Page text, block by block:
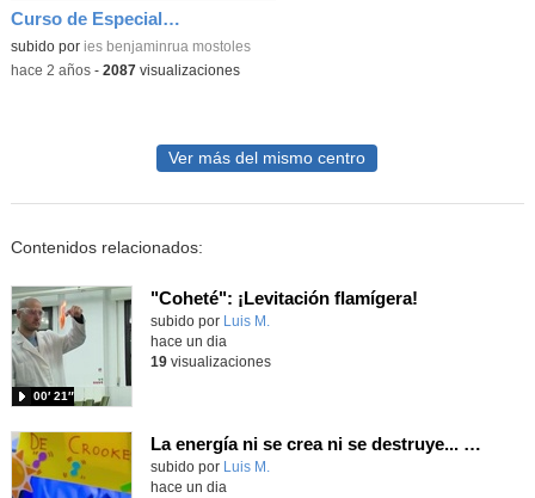
Curso de Especialización de Cultivos Celulares
Contenido educativo.
subido por ies benjaminrua mostoles
-hace 2 años- 2087 visualizaciones
Ver más del mismo centro
Contenidos relacionados:
"Coheté": ¡Levitación flamígera!
Contenido educativo.
subido por Luis M.
00′ 21″
hace un dia
19visualizaciones
La energía ni se crea ni se destruye... ¡se experimenta! El Tierno en la Feria Madrid es Ciencia 2026
Contenido educativo.
subido por Luis M.
hace un dia